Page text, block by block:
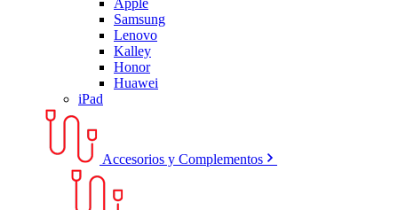
Samsung
Lenovo
Kalley
Honor
Huawei
iPad
Accesorios y Complementos